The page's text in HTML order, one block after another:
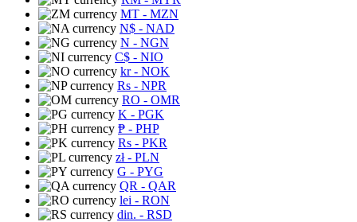
MT - MZN
N$ - NAD
N - NGN
C$ - NIO
kr- NOK
Rs - NPR
RO - OMR
K - PGK
₱ - PHP
Rs - PKR
zł- PLN
G - PYG
QR - QAR
lei - RON
din. - RSD